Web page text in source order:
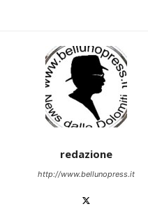
redazione
http://www.bellunopress.it